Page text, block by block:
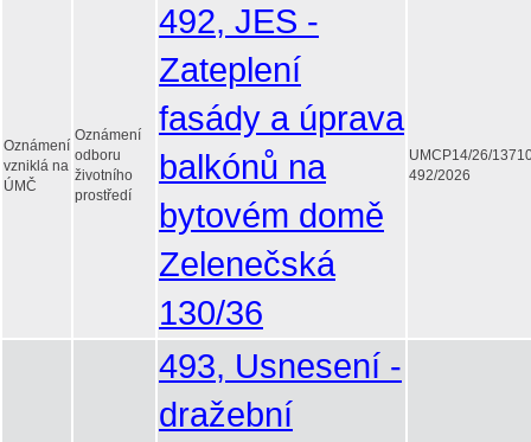
Oznámení
vzniklá na
ÚMČ
Oznámení
odboru
životního
prostředí
492, JES -
Zateplení
fasády a úprava
balkónů na
bytovém domě
Zelenečská
130/36
UMCP14/26/
492/2026
493, Usnesení -
dražební